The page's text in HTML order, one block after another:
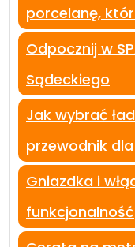
porcelanę,
Odpocznij w
Sądeckiego
Jak wybrać
przewodnik
Gniazdka i
funkcjonalność